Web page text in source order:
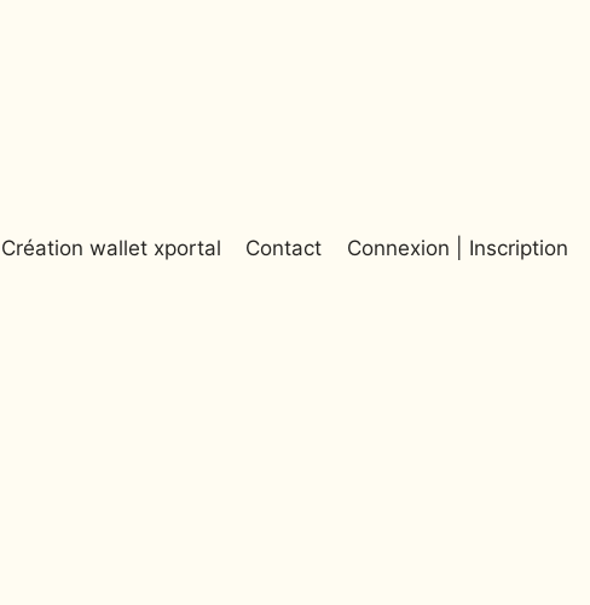
Création wallet xportal Contact Connexion | Inscription